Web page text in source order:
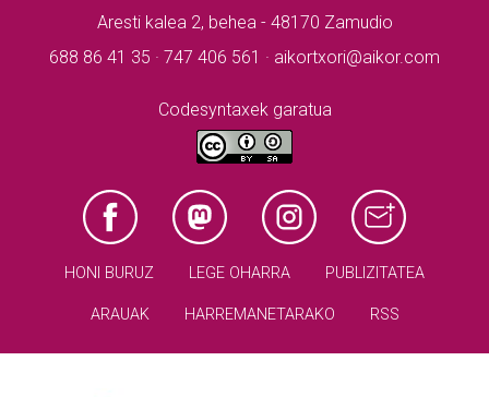
Aresti kalea 2, behea - 48170 Zamudio
688 86 41 35 · 747 406 561 · aikortxori@aikor.com
Codesyntaxek garatua
HONI BURUZ LEGE OHARRA PUBLIZITATEA
ARAUAK HARREMANETARAKO RSS